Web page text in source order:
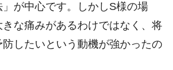
が中心です。しかしS様の場
な痛みがあるわけではなく、将
したいという動機が強かったの